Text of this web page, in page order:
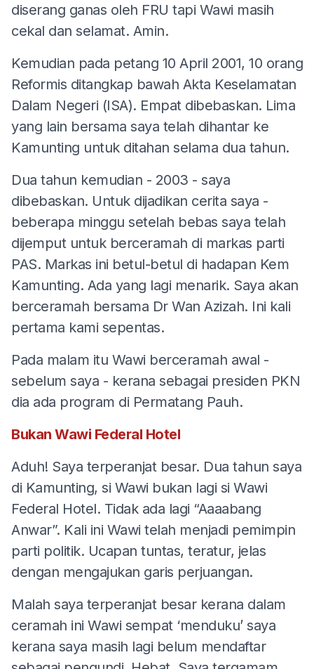
diserang ganas oleh FRU tapi Wawi masih
cekal dan selamat. Amin.
Kemudian pada petang 10 April 2001, 10 orang
Reformis ditangkap bawah Akta Keselamatan
Dalam Negeri (ISA). Empat dibebaskan. Lima
yang lain bersama saya telah dihantar ke
Kamunting untuk ditahan selama dua tahun.
Dua tahun kemudian - 2003 - saya
dibebaskan. Untuk dijadikan cerita saya -
beberapa minggu setelah bebas saya telah
dijemput untuk berceramah di markas parti
PAS. Markas ini betul-betul di hadapan Kem
Kamunting. Ada yang lagi menarik. Saya akan
berceramah bersama Dr Wan Azizah. Ini kali
pertama kami sepentas.
Pada malam itu Wawi berceramah awal -
sebelum saya - kerana sebagai presiden PKN
dia ada program di Permatang Pauh.
Bukan Wawi Federal Hotel
Aduh! Saya terperanjat besar. Dua tahun saya
di Kamunting, si Wawi bukan lagi si Wawi
Federal Hotel. Tidak ada lagi “Aaaabang
Anwar”. Kali ini Wawi telah menjadi pemimpin
parti politik. Ucapan tuntas, teratur, jelas
dengan mengajukan garis perjuangan.
Malah saya terperanjat besar kerana dalam
ceramah ini Wawi sempat ‘menduku’ saya
kerana saya masih lagi belum mendaftar